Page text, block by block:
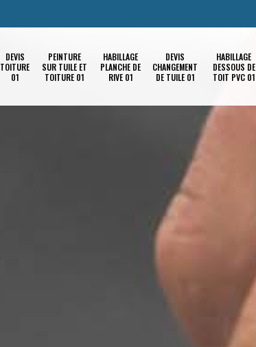
DEVIS
TOITURE
01
PEINTURE
SUR TUILE ET
TOITURE 01
HABILLAGE
PLANCHE DE
RIVE 01
DEVIS
CHANGEMENT
DE TUILE 01
HABILLAGE
DESSOUS DE
TOIT PVC 01